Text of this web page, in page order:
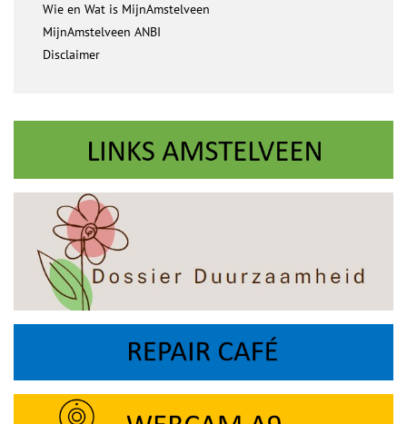
Wie en Wat is MijnAmstelveen
MijnAmstelveen ANBI
Disclaimer